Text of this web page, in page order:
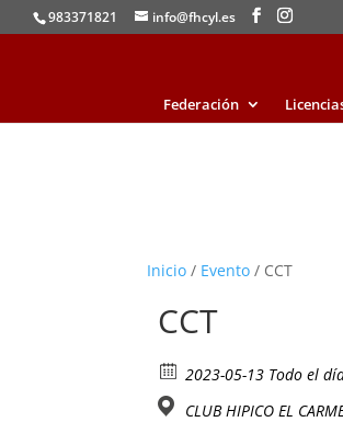
983371821 info@fhcyl.es
Federación
Inicio / Evento / CCT
CCT
2023-05-13 Todo el
CLUB HIPICO EL